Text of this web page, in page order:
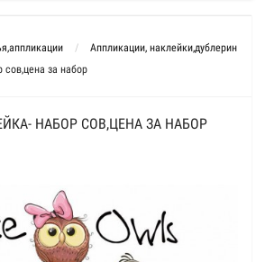
Аппликации, наклейки,дублерин
сов,цена за набор
НАБОР СОВ,ЦЕНА ЗА НАБОР